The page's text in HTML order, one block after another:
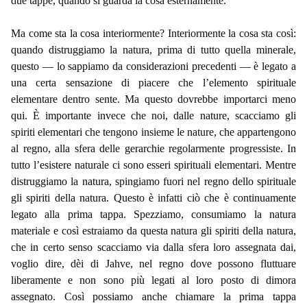
Ma come sta la cosa interiormente? Interiormente la cosa sta così:
quando distruggiamo la natura, prima di tutto quella minerale,
questo — lo sappiamo da considerazioni precedenti — è legato a
una certa sensazione di piacere che l’elemento spirituale
elementare dentro sente. Ma questo dovrebbe importarci meno
qui. È importante invece che noi, dalle nature, scacciamo gli
spiriti elementari che tengono insieme le nature, che appartengono
al regno, alla sfera delle gerarchie regolarmente progressiste. In
tutto l’esistere naturale ci sono esseri spirituali elementari. Mentre
distruggiamo la natura, spingiamo fuori nel regno dello spirituale
gli spiriti della natura. Questo è infatti ciò che è continuamente
legato alla prima tappa. Spezziamo, consumiamo la natura
materiale e così estraiamo da questa natura gli spiriti della natura,
che in certo senso scacciamo via dalla sfera loro assegnata dai,
voglio dire, dèi di Jahve, nel regno dove possono fluttuare
liberamente e non sono più legati al loro posto di dimora
assegnato. Così possiamo anche chiamare la prima tappa